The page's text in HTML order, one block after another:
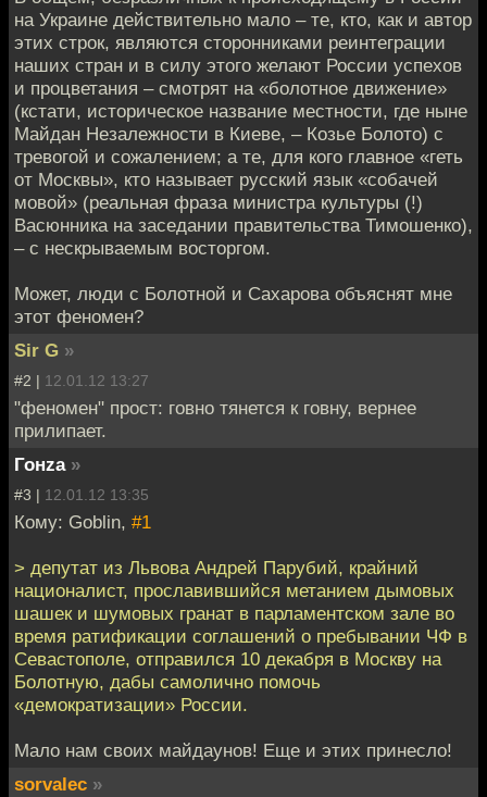
на Украине действительно мало – те, кто, как и автор
этих строк, являются сторонниками реинтеграции
наших стран и в силу этого желают России успехов
и процветания – смотрят на «болотное движение»
(кстати, историческое название местности, где ныне
Майдан Незалежности в Киеве, – Козье Болото) с
тревогой и сожалением; а те, для кого главное «геть
от Москвы», кто называет русский язык «собачей
мовой» (реальная фраза министра культуры (!)
Васюнника на заседании правительства Тимошенко),
– с нескрываемым восторгом.
Может, люди с Болотной и Сахарова объяснят мне
этот феномен?
Sir G »
#2 | 12.01.12 13:27
"феномен" прост: говно тянется к говну, вернее
прилипает.
Гонzа »
#3 | 12.01.12 13:35
Кому: Goblin, #1
> депутат из Львова Андрей Парубий, крайний
националист, прославившийся метанием дымовых
шашек и шумовых гранат в парламентском зале во
время ратификации соглашений о пребывании ЧФ в
Севастополе, отправился 10 декабря в Москву на
Болотную, дабы самолично помочь
«демократизации» России.
Мало нам своих майдаунов! Еще и этих принесло!
sorvalec »